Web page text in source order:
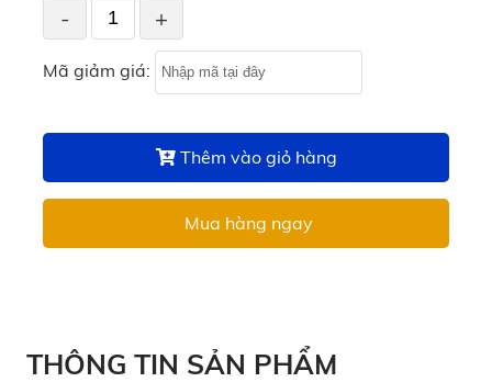
- +
Mã giảm giá:
Thêm vào giỏ hàng
Mua hàng ngay
THÔNG TIN SẢN PHẨM